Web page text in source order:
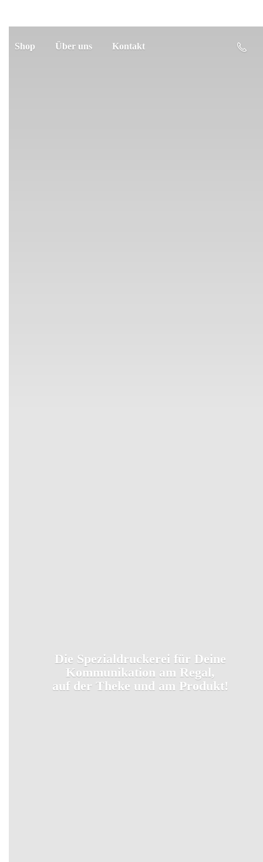
Shop Über uns Kontakt
Die Spezialdruckerei für Deine
Kommunikation am Regal,
auf der Theke und am Produkt!